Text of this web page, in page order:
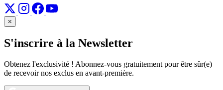
×
S'inscrire à la Newsletter
Obtenez l'exclusivité ! Abonnez-vous gratuitement pour être sûr(e)
de recevoir nos exclus en avant-première.